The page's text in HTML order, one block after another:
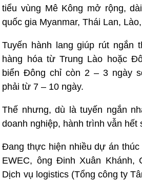
tiểu vùng Mê Kông mở rộng,
quốc gia Myanmar, Thái Lan,
Tuyến hành lang giúp rút ngắn
hàng hóa từ Trung Lào hoặc
biển Đông chỉ còn 2 – 3 ngày
phải từ 7 – 10 ngày.
Thế nhưng, dù là tuyến ngắn
doanh nghiệp, hành trình vẫn hết
Đang thực hiện nhiều dự án thúc
EWEC, ông Đinh Xuân Khánh,
Dịch vụ logistics (Tổng công ty